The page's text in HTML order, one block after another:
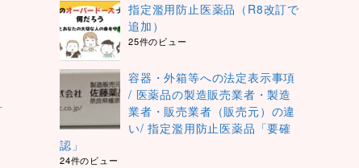
指定濫用防止医薬品（R8改訂で
追加）
25件のビュー
容器・外箱等への法定表示事項
/ 医薬品の製造販売業者・製造
業者・販売業者（販売元）の違
い/ 指定濫用防止医薬品「要確
認」
24件のビュー